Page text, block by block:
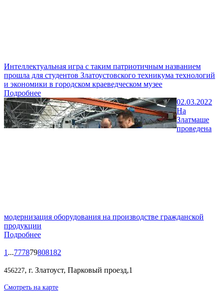
Интеллектуальная игра с таким патриотичным названием
прошла для студентов Златоустовского техникума технологий
и экономики в городском краеведческом музее
Подробнее
02.03.2022
На
Златмаше
проведена
модернизация оборудования на производстве гражданской
продукции
Подробнее
1 ...777879808182
456227, г. Златоуст, Парковый проезд,1
Смотреть на карте